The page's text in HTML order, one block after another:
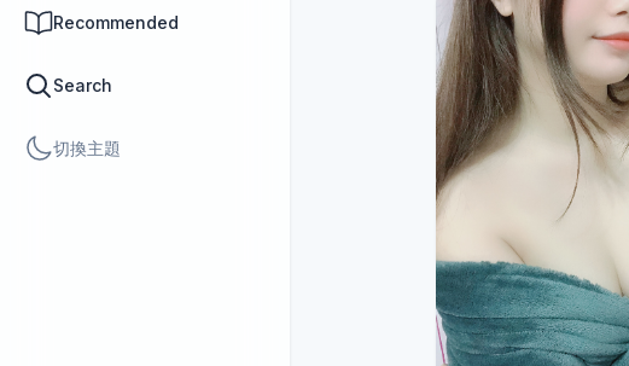
Recommended
Search
切換主題